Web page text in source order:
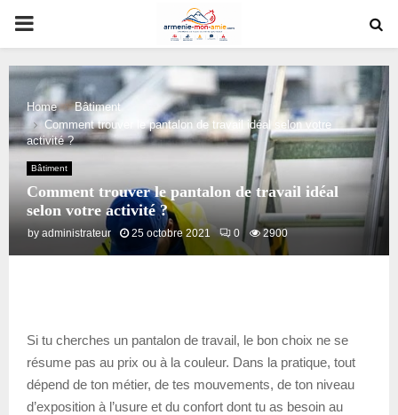
PRIMARY
MENU
Home
Bâtiment
Comment trouver le pantalon de travail idéal selon votre
activité ?
Bâtiment
Comment trouver le pantalon de travail idéal
selon votre activité ?
by administrateur 25 octobre 2021 0 2900
Si tu cherches un pantalon de travail, le bon choix ne se
résume pas au prix ou à la couleur. Dans la pratique, tout
dépend de ton métier, de tes mouvements, de ton niveau
d’exposition à l’usure et du confort dont tu as besoin au